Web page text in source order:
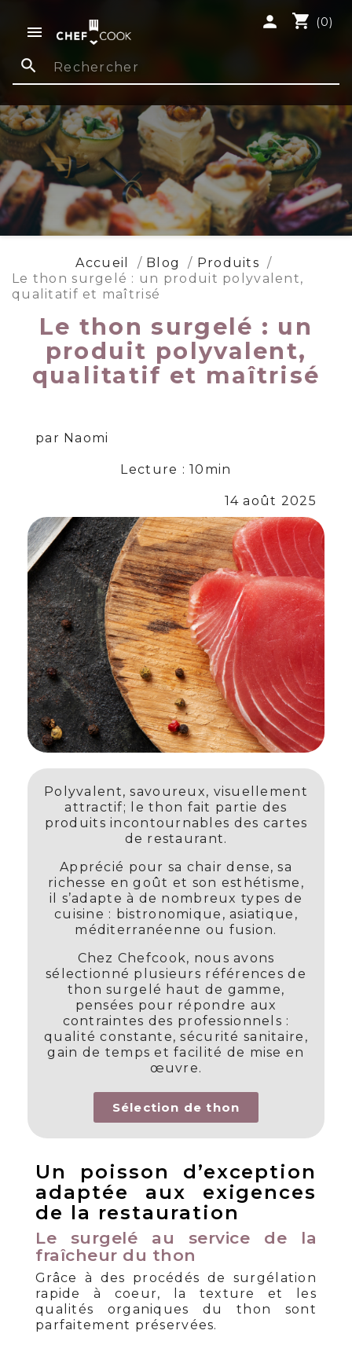

shopping_cart (0)
person
search
Accueil Blog
Produits
Le thon surgelé : un produit polyvalent,
qualitatif et maîtrisé
Le thon surgelé : un
produit polyvalent,
qualitatif et maîtrisé
par Naomi
Lecture : 10min
14 août 2025
Polyvalent, savoureux, visuellement
attractif; le thon fait partie des
produits incontournables des cartes
de restaurant.
Apprécié pour sa chair dense, sa
richesse en goût et son esthétisme,
il s’adapte à de nombreux types de
cuisine : bistronomique, asiatique,
méditerranéenne ou fusion.
Chez Chefcook, nous avons
sélectionné plusieurs références de
thon surgelé haut de gamme,
pensées pour répondre aux
contraintes des professionnels :
qualité constante, sécurité sanitaire,
gain de temps et facilité de mise en
œuvre.
Sélection de thon
Un poisson d’exception
adaptée aux exigences
de la restauration
Le surgelé au service de la
fraîcheur du thon
Grâce à des procédés de surgélation
rapide à coeur, la texture et les
qualités organiques du thon sont
parfaitement préservées.